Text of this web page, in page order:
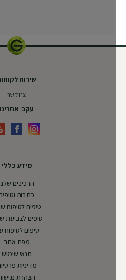
מידע כללי
הרכיבים שלנו
כתבות וטיפים
טיפים לטיפוח שיער
טיפים לצביעת שיער
טיפים לטיפוח עור
מפת אתר
תנאי שימוש
מדיניות פרטיות
הצהרת נגישות
שירות לקוחות
צרו קשר
עקבו אחרינו